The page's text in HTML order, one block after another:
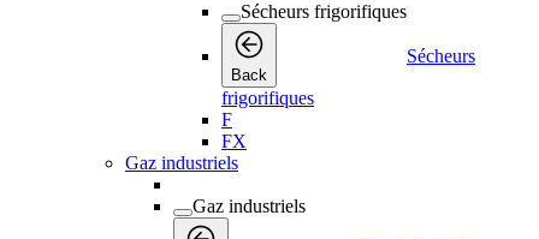
Sécheurs frigorifiques
Back
Sécheurs
frigorifiques
F
FX
Gaz industriels
Gaz industriels